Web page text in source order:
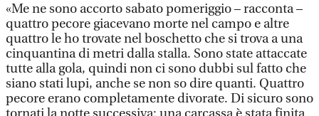
«Me ne sono accorto sabato pomeriggio – racconta –
quattro pecore giacevano morte nel campo e altre
quattro le ho trovate nel boschetto che si trova a una
cinquantina di metri dalla stalla. Sono state attaccate
tutte alla gola, quindi non ci sono dubbi sul fatto che
siano stati lupi, anche se non so dire quanti. Quattro
pecore erano completamente divorate. Di sicuro sono